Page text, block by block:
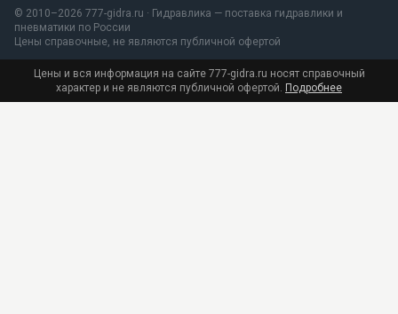
© 2010–2026 777-gidra.ru · Гидравлика — поставка гидравлики и
пневматики по России
Цены справочные, не являются публичной офертой
Цены и вся информация на сайте 777-gidra.ru носят справочный
характер и не являются публичной офертой. Подробнее